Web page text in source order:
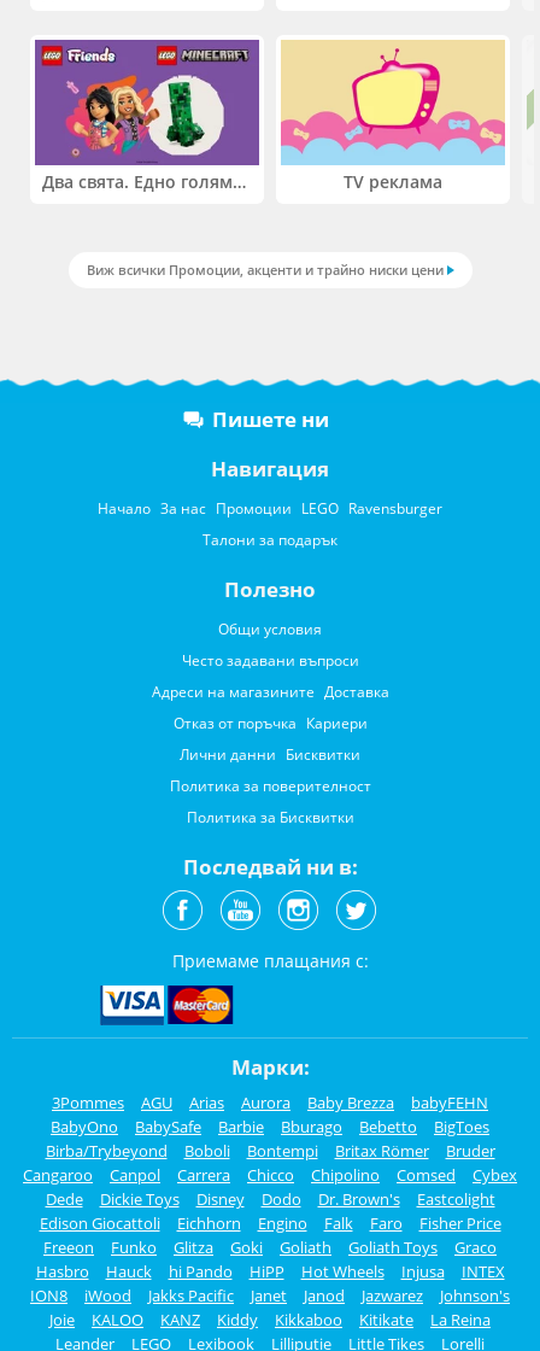
Два свята. Едно голямо приключение. Купи 2 продукта LEGO® Friends и/или LEGO® Minecraft и вземи -27% TV реклама
Виж всички Промоции, акценти и трайно ниски цени
Пишете ни
Навигация
Начало За нас Промоции LEGO Ravensburger
Талони за подарък
Полезно
Общи условия
Често задавани въпроси
Адреси на магазините Доставка
Отказ от поръчка Кариери
Лични данни Бисквитки
Политика за поверителност
Политика за Бисквитки
Последвай ни в:
Приемаме плащания с:
Марки:
3Pommes AGU Arias Aurora Baby Brezza
babyFEHN
BabyOno
BabySafe Barbie Bburago Bebetto
BigToes
Birba/Trybeyond
Boboli Bontempi Britax Römer
Bruder
Cangaroo
Canpol Carrera Chicco Chipolino Comsed
Cybex
Dede
Dickie Toys Disney Dodo Dr. Brown's
Eastcolight
Edison Giocattoli
Eichhorn Engino Falk Faro
Fisher Price
Freeon
Funko Glitza Goki Goliath Goliath Toys
Graco
Hasbro
Hauck hi Pando HiPP Hot Wheels Injusa
INTEX
ION8
iWood Jakks Pacific Janet Janod Jazwarez
Johnson's
Joie
KALOO KANZ Kiddy Kikkaboo Kitikate
La Reina
Leander
LEGO Lexibook Lilliputie Little Tikes Lorelli